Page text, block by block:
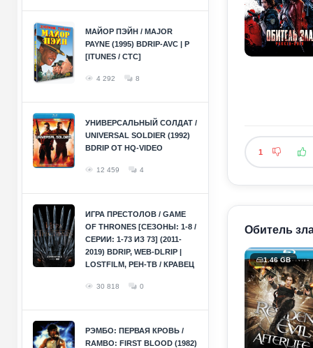
МАЙОР ПЭЙН / MAJOR
PAYNE (1995) BDRIP-AVC | P
[ITUNES / СТС]
4 292 8
УНИВЕРСАЛЬНЫЙ СОЛДАТ /
UNIVERSAL SOLDIER (1992)
BDRIP ОТ HQ-VIDEO
12 459 4
ИГРА ПРЕСТОЛОВ / GAME
OF THRONES [СЕЗОНЫ: 1-8 /
СЕРИИ: 1-73 ИЗ 73] (2011-
2019) BDRIP, WEB-DLRIP |
LOSTFILM, РЕН-ТВ / КРАВЕЦ
30 818 0
РЭМБО: ПЕРВАЯ КРОВЬ /
RAMBO: FIRST BLOOD (1982)
1
Обитель
1.46 GB